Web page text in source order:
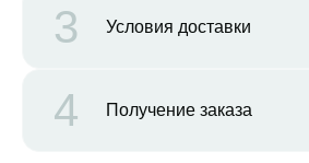
3 Условия доставки
4 Получение заказа